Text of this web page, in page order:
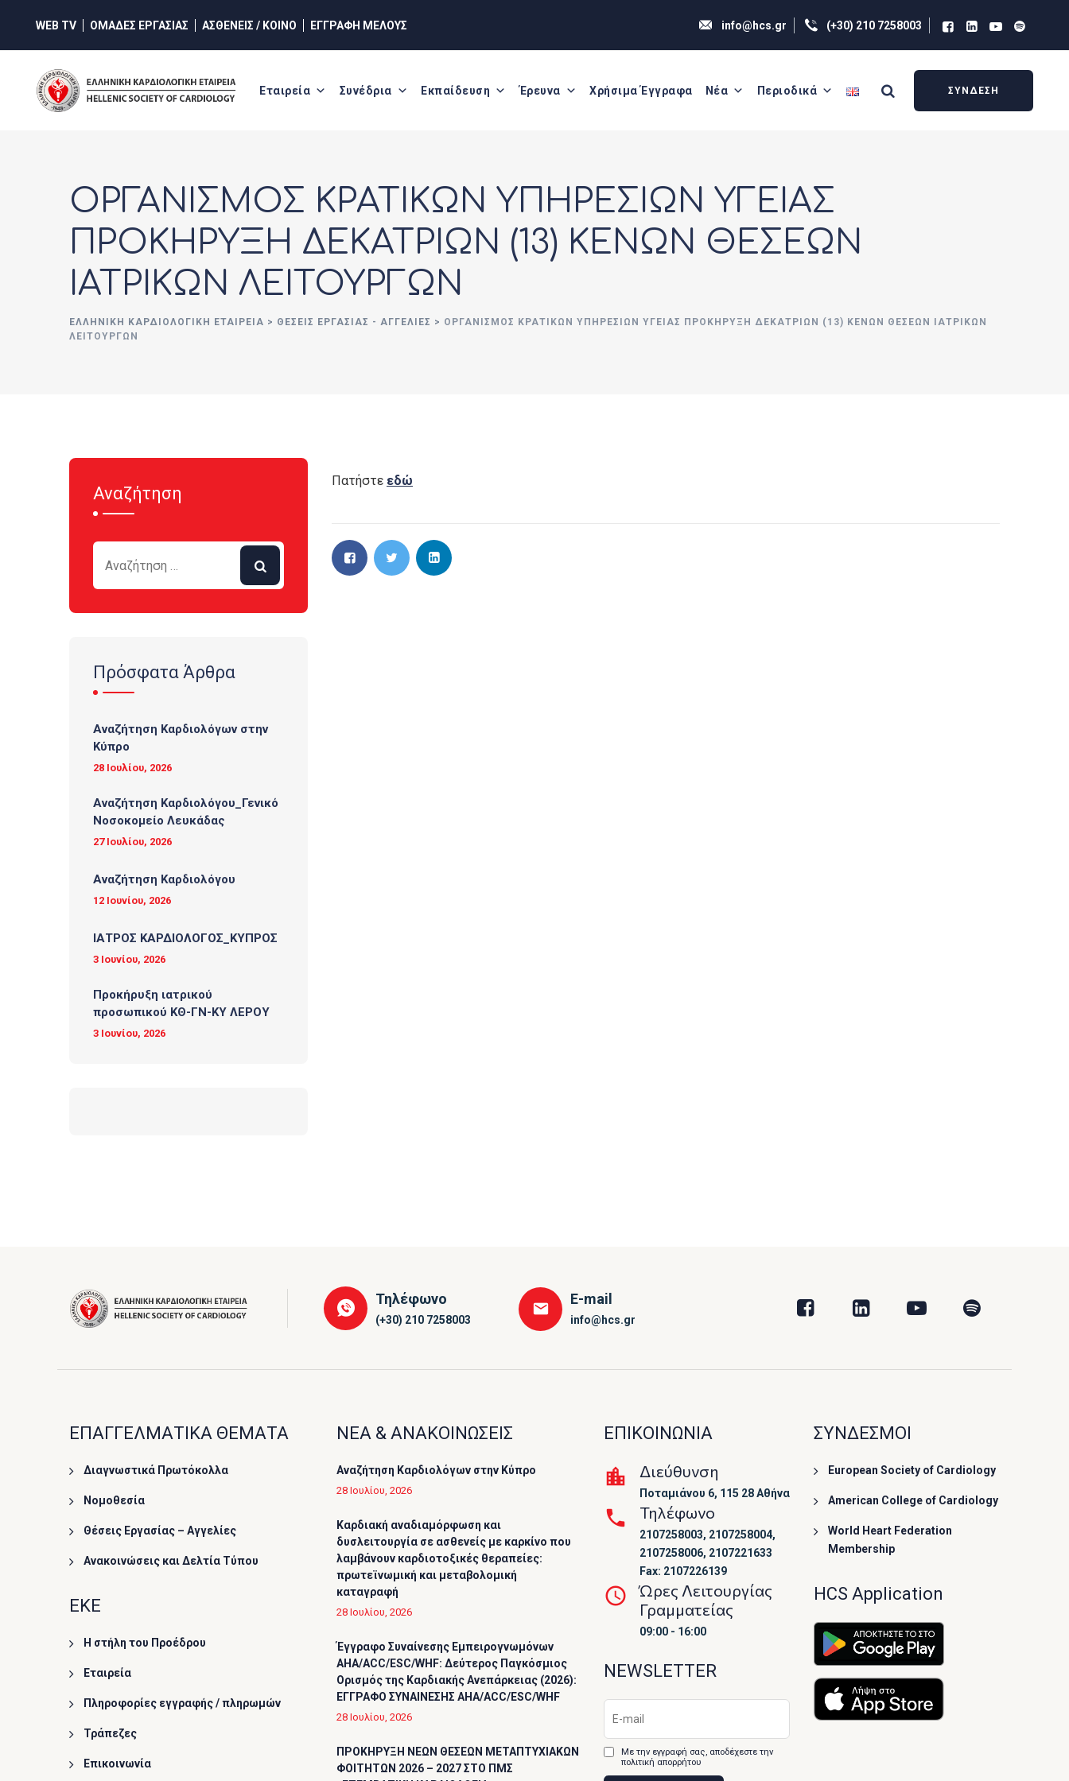
content
WEB TV ΟΜΑΔΕΣ ΕΡΓΑΣΙΑΣ ΑΣΘΕΝΕΙΣ / ΚΟΙΝΟ ΕΓΓΡΑΦΗ ΜΕΛΟΥΣ info@hcs.gr (+30) 210 7258003
Εταιρεία Συνέδρια Εκπαίδευση Έρευνα Χρήσιμα Έγγραφα Νέα Περιοδικά ΣΥΝΔΕΣΗ
ΟΡΓΑΝΙΣΜΟΣ ΚΡΑΤΙΚΩΝ ΥΠΗΡΕΣΙΩΝ ΥΓΕΙΑΣ
ΠΡΟΚΗΡΥΞΗ ΔΕΚΑΤΡΙΩΝ (13) ΚΕΝΩΝ ΘΕΣΕΩΝ
ΙΑΤΡΙΚΩΝ ΛΕΙΤΟΥΡΓΩΝ
ΕΛΛΗΝΙΚΉ ΚΑΡΔΙΟΛΟΓΙΚΉ ΕΤΑΙΡΕΊΑ > ΘΈΣΕΙΣ ΕΡΓΑΣΊΑΣ - ΑΓΓΕΛΊΕΣ > ΟΡΓΑΝΙΣΜΟΣ ΚΡΑΤΙΚΩΝ ΥΠΗΡΕΣΙΩΝ ΥΓΕΙΑΣ ΠΡΟΚΗΡΥΞΗ ΔΕΚΑΤΡΙΩΝ (13) ΚΕΝΩΝ ΘΕΣΕΩΝ ΙΑΤΡΙΚΩΝ
ΛΕΙΤΟΥΡΓΩΝ
Πατήστε εδώ
Αναζήτηση
Πρόσφατα Άρθρα
Αναζήτηση Καρδιολόγων στην
Κύπρο
28 Ιουλίου, 2026
Αναζήτηση Καρδιολόγου_Γενικό
Νοσοκομείο Λευκάδας
27 Ιουλίου, 2026
Αναζήτηση Καρδιολόγου
12 Ιουνίου, 2026
ΙΑΤΡΟΣ ΚΑΡΔΙΟΛΟΓΟΣ_ΚΥΠΡΟΣ
3 Ιουνίου, 2026
Προκήρυξη ιατρικού
προσωπικού ΚΘ-ΓΝ-ΚΥ ΛΕΡΟΥ
3 Ιουνίου, 2026
Τηλέφωνο
(+30) 210 7258003
E-mail
info@hcs.gr
ΕΠΑΓΓΕΛΜΑΤΙΚΑ ΘΕΜΑΤΑ
Διαγνωστικά Πρωτόκολλα
Νομοθεσία
Θέσεις Εργασίας – Αγγελίες
Ανακοινώσεις και Δελτία Τύπου
ΕΚΕ
Η στήλη του Προέδρου
Εταιρεία
Πληροφορίες εγγραφής / πληρωμών
Τράπεζες
Επικοινωνία
ΝΕΑ & ΑΝΑΚΟΙΝΩΣΕΙΣ
Αναζήτηση Καρδιολόγων στην Κύπρο
28 Ιουλίου, 2026
Καρδιακή αναδιαμόρφωση και
δυσλειτουργία σε ασθενείς με καρκίνο που
λαμβάνουν καρδιοτοξικές θεραπείες:
πρωτεϊνωμική και μεταβολομική
καταγραφή
28 Ιουλίου, 2026
Έγγραφο Συναίνεσης Εμπειρογνωμόνων
AHA/ACC/ESC/WHF: Δεύτερος Παγκόσμιος
Ορισμός της Καρδιακής Ανεπάρκειας (2026):
ΕΓΓΡΑΦΟ ΣΥΝΑΙΝΕΣΗΣ AHA/ACC/ESC/WHF
28 Ιουλίου, 2026
ΠΡΟΚΗΡΥΞΗ ΝΕΩΝ ΘΕΣΕΩΝ ΜΕΤΑΠΤΥΧΙΑΚΩΝ
ΦΟΙΤΗΤΩΝ 2026 – 2027 ΣΤΟ ΠΜΣ
ΕΠΙΚΟΙΝΩΝΙΑ
Διεύθυνση
Ποταμιάνου 6, 115 28 Αθήνα
Τηλέφωνο
2107258003, 2107258004,
2107258006, 2107221633
Fax: 2107226139
Ώρες Λειτουργίας
Γραμματείας
09:00 - 16:00
NEWSLETTER
Με την εγγραφή σας, αποδέχεστε την
πολιτική απορρήτου
ΣΥΝΔΕΣΜΟΙ
European Society of Cardiology
American College of Cardiology
World Heart Federation
Membership
HCS Application